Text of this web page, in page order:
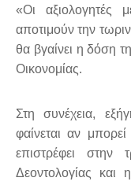
«Οι αξιολογητές
αποτιμούν την
θα βγαίνει η δόση
Οικονομίας.
Στη συνέχεια,
φαίνεται αν
επιστρέφει στην
Δεοντολογίας και